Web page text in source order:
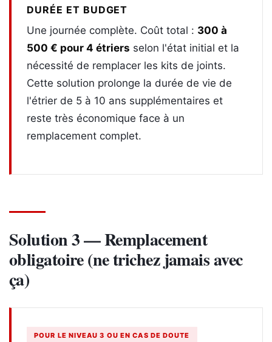
DURÉE ET BUDGET
Une journée complète. Coût total : 300 à
500 € pour 4 étriers selon l'état initial et la
nécessité de remplacer les kits de joints.
Cette solution prolonge la durée de vie de
l'étrier de 5 à 10 ans supplémentaires et
reste très économique face à un
remplacement complet.
Solution 3 — Remplacement
obligatoire (ne trichez jamais avec
ça)
POUR LE NIVEAU 3 OU EN CAS DE DOUTE